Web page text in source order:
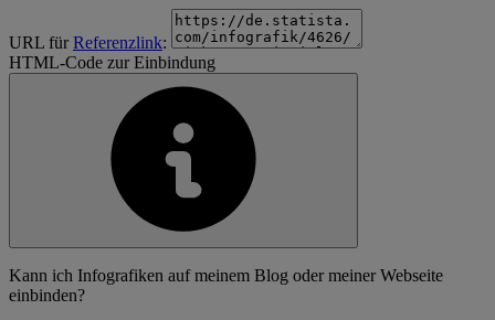
URL fürReferenzlink:
HTML-Code zur Einbindung
Kann ich Infografiken auf meinem Blog oder meiner Webseite
einbinden?